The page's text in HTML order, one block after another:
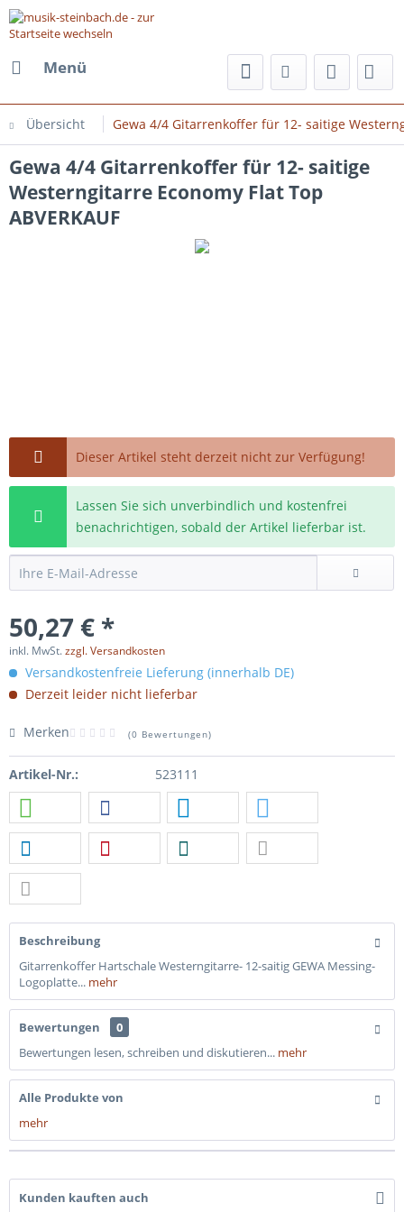
Menü
Übersicht Gewa 4/4 Gitarrenkoffer für 12- saitige
Gewa 4/4 Gitarrenkoffer für 12- saitige
Westerngitarre Economy Flat Top
ABVERKAUF
Dieser Artikel steht derzeit nicht zur Verfügung!
Lassen Sie sich unverbindlich und kostenfrei
benachrichtigen, sobald der Artikel lieferbar ist.
50,27 € *
inkl. MwSt.zzgl. Versandkosten
Versandkostenfreie Lieferung (innerhalb DE)
Derzeit leider nicht lieferbar
Merken (0 Bewertungen)
Artikel-Nr.: 523111
Beschreibung
Gitarrenkoffer Hartschale Westerngitarre- 12-saitig GEWA Messing-
Logoplatte... mehr
Bewertungen
0
Bewertungen lesen, schreiben und diskutieren... mehr
Alle Produkte von
mehr
Kunden kauften auch